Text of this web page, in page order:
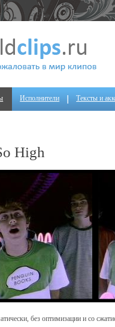
Исполнители Тексты и
High
без оптимизации и со